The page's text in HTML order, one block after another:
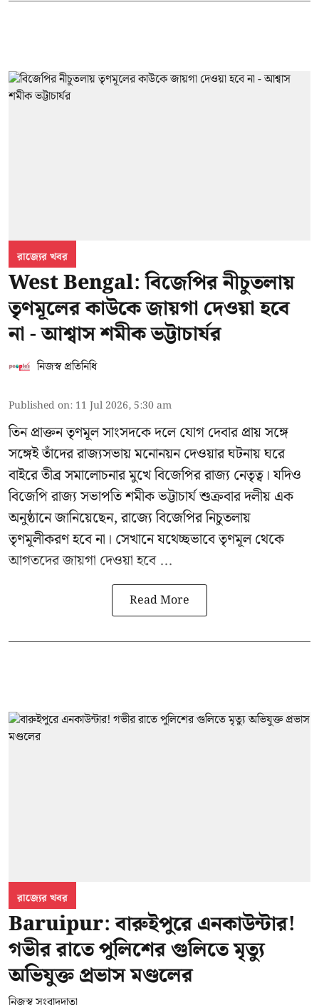
রাজ্যের খবর
West Bengal: বিজেপির নীচুতলায়
তৃণমূলের কাউকে জায়গা দেওয়া হবে
না - আশ্বাস শমীক ভট্টাচার্যর
নিজস্ব প্রতিনিধি
Published on: 11 Jul 2026, 5:30 am
তিন প্রাক্তন তৃণমূল সাংসদকে দলে যোগ দেবার প্রায় সঙ্গে
সঙ্গেই তাঁদের রাজ্যসভায় মনোনয়ন দেওয়ার ঘটনায় ঘরে
বাইরে তীব্র সমালোচনার মুখে বিজেপির রাজ্য নেতৃত্ব। যদিও
বিজেপি রাজ্য সভাপতি শমীক ভট্টাচার্যশুক্রবার দলীয় এক
অনুষ্ঠানে জানিয়েছেন, রাজ্যে বিজেপির নিচুতলায়
তৃণমূলীকরণ হবে না। সেখানে যথেচ্ছভাবে তৃণমূল থেকে
আগতদের জায়গা দেওয়া হবে ...
Read More
রাজ্যের খবর
Baruipur: বারুইপুরে এনকাউন্টার!
গভীর রাতে পুলিশের গুলিতে মৃত্যু
অভিযুক্ত প্রভাস মণ্ডলের